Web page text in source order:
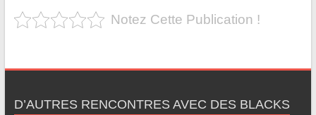
Notez Cette Publication !
D’AUTRES RENCONTRES AVEC DES BLACKS